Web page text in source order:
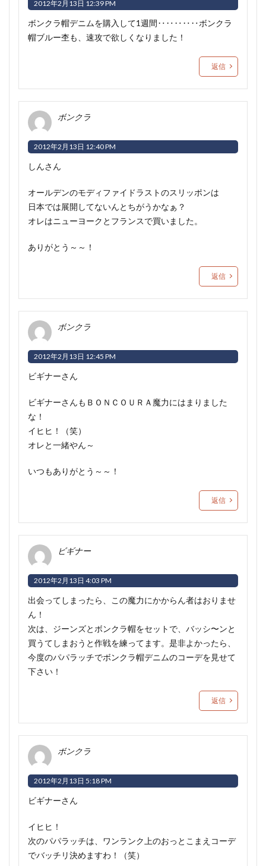
2012年2月13日 12:39 PM
ボンクラ帽デニムを購入して1週間‥‥‥‥‥ボンクラ
帽ブルー杢も、速攻で欲しくなりました！
返信
ボンクラ
2012年2月13日 12:40 PM
しんさん
オールデンのモディファイドラストのスリッポンは
日本では展開してないんとちがうかなぁ？
オレはニューヨークとフランスで買いました。
ありがとう～～！
返信
ボンクラ
2012年2月13日 12:45 PM
ビギナーさん
ビギナーさんもＢＯＮＣＯＵＲＡ魔力にはまりました
な！
イヒヒ！（笑）
オレと一緒やん～
いつもありがとう～～！
返信
ビギナー
2012年2月13日 4:03 PM
出会ってしまったら、この魔力にかからん者はおりませ
ん！
次は、ジーンズとボンクラ帽をセットで、バッシ〜ンと
買うてしまおうと作戦を練ってます。是非よかったら、
今度のパパラッチでボンクラ帽デニムのコーデを見せて
下さい！
返信
ボンクラ
2012年2月13日 5:18 PM
ビギナーさん
イヒヒ！
次のパパラッチは、ワンランク上のおっとこまえコーデ
でバッチリ決めますわ！（笑）